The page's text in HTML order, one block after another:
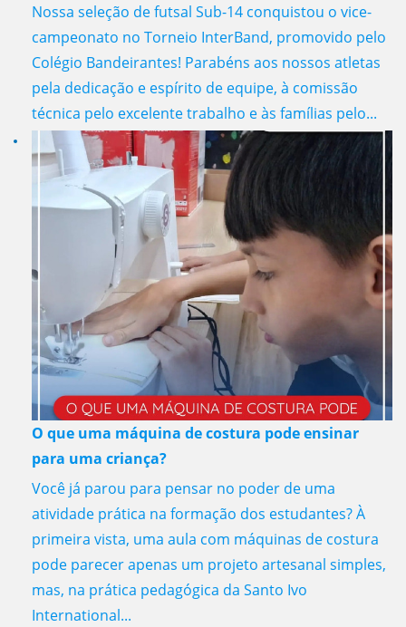
Nossa seleção de futsal Sub-14 conquistou o vice-
campeonato no Torneio InterBand, promovido pelo
Colégio Bandeirantes! Parabéns aos nossos atletas
pela dedicação e espírito de equipe, à comissão
técnica pelo excelente trabalho e às famílias pelo...
O que uma máquina de costura pode ensinar
para uma criança?
Você já parou para pensar no poder de uma
atividade prática na formação dos estudantes? À
primeira vista, uma aula com máquinas de costura
pode parecer apenas um projeto artesanal simples,
mas, na prática pedagógica da Santo Ivo
International...